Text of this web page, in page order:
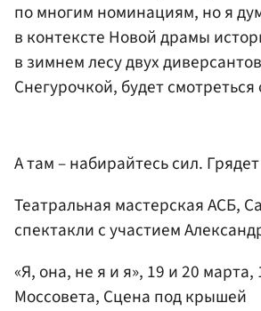
по многим номинациям, но я
в контексте Новой драмы
в зимнем лесу двух
Снегурочкой, будет
А там – набирайтесь сил.
Театральная мастерская АСБ,
спектакли с участием
«Я, она, не я и я», 19 и 20
Моссовета, Сцена под крышей